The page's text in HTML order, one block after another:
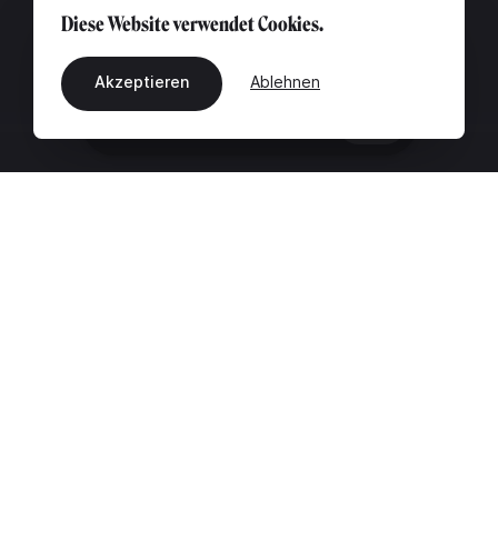
Diese Website verwendet Cookies.
Akzeptieren Ablehnen